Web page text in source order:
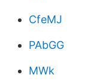
CfeMJ
PAbGG
MWk